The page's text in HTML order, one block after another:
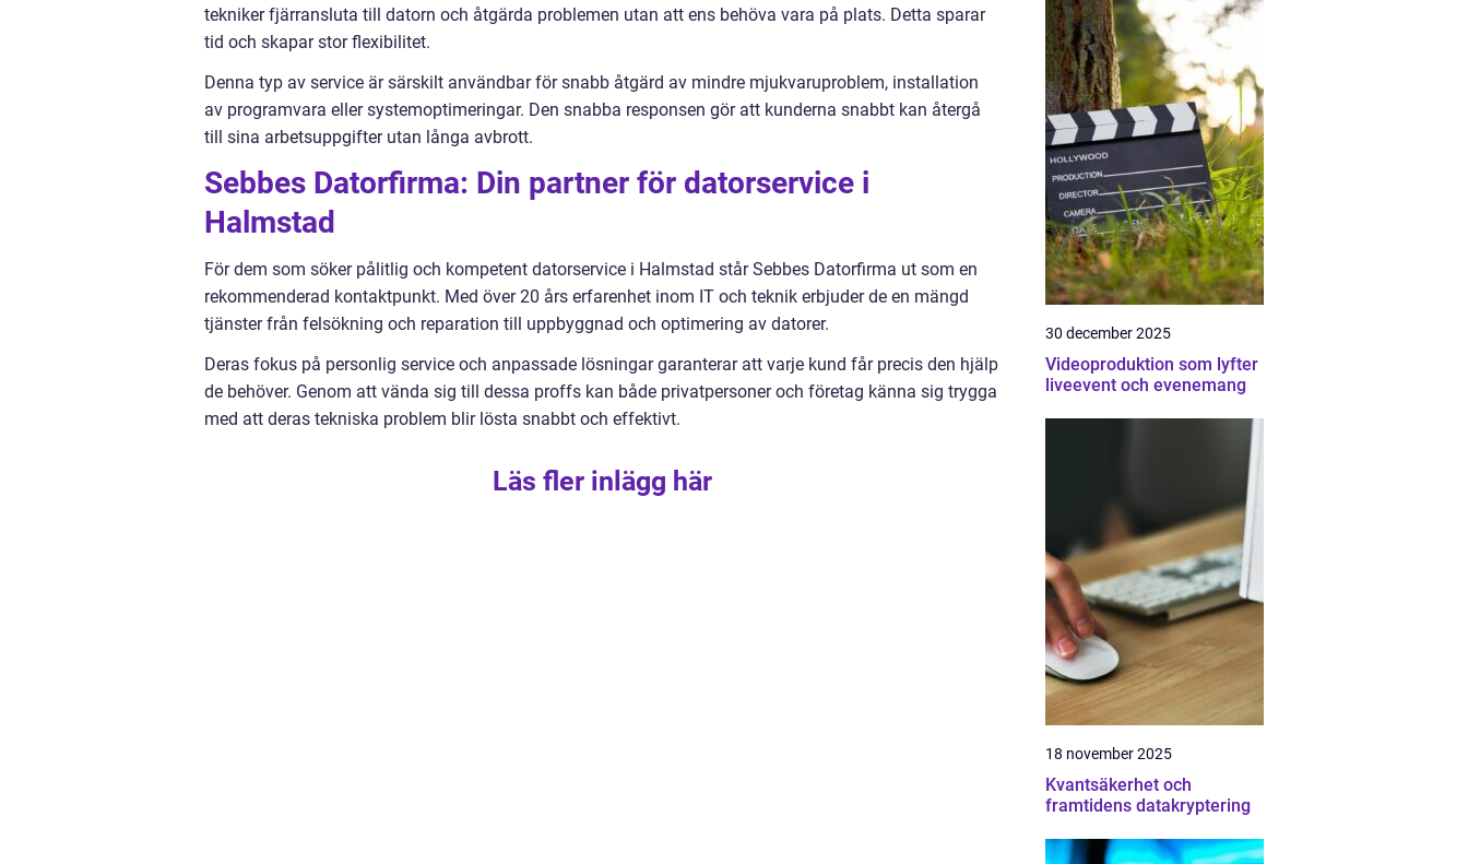
tekniker fjärransluta till datorn och åtgärda problemen utan att ens behöva vara på plats. Detta sparar
tid och skapar stor flexibilitet.
Denna typ av service är särskilt användbar för snabb åtgärd av mindre mjukvaruproblem, installation
av programvara eller systemoptimeringar. Den snabba responsen gör att kunderna snabbt kan återgå
till sina arbetsuppgifter utan långa avbrott.
Sebbes Datorfirma: Din partner för datorservice i
Halmstad
För dem som söker pålitlig och kompetent datorservice i Halmstad står Sebbes Datorfirma ut som en
rekommenderad kontaktpunkt. Med över 20 års erfarenhet inom IT och teknik erbjuder de en mängd
tjänster från felsökning och reparation till uppbyggnad och optimering av datorer.
Deras fokus på personlig service och anpassade lösningar garanterar att varje kund får precis den hjälp
de behöver. Genom att vända sig till dessa proffs kan både privatpersoner och företag känna sig trygga
med att deras tekniska problem blir lösta snabbt och effektivt.
Läs fler inlägg här
30 december 2025
Videoproduktion som lyfter
liveevent och evenemang
18 november 2025
Kvantsäkerhet och
framtidens datakryptering